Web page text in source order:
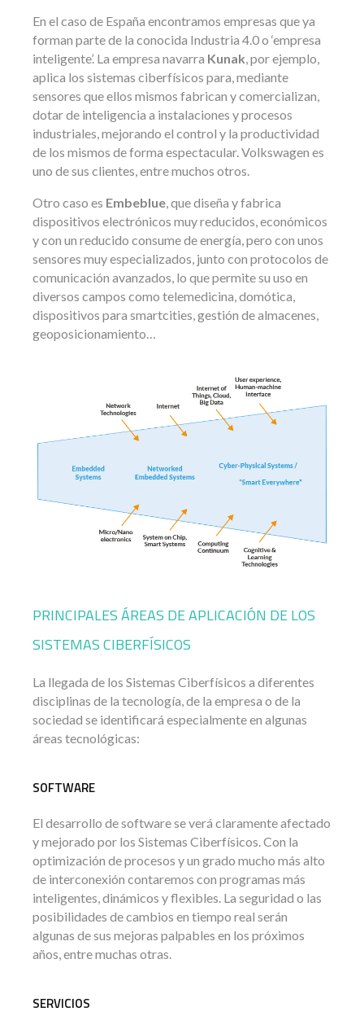
En el caso de España encontramos empresas que ya
forman parte de la conocida Industria 4.0 o ‘empresa
inteligente’. La empresa navarra Kunak, por ejemplo,
aplica los sistemas ciberfísicos para, mediante
sensores que ellos mismos fabrican y comercializan,
dotar de inteligencia a instalaciones y procesos
industriales, mejorando el control y la productividad
de los mismos de forma espectacular. Volkswagen es
uno de sus clientes, entre muchos otros.
Otro caso es Embeblue, que diseña y fabrica
dispositivos electrónicos muy reducidos, económicos
y con un reducido consume de energía, pero con unos
sensores muy especializados, junto con protocolos de
comunicación avanzados, lo que permite su uso en
diversos campos como telemedicina, domótica,
dispositivos para smartcities, gestión de almacenes,
geoposicionamiento…
PRINCIPALES ÁREAS DE APLICACIÓN DE LOS
SISTEMAS CIBERFÍSICOS
La llegada de los Sistemas Ciberfísicos a diferentes
disciplinas de la tecnología, de la empresa o de la
sociedad se identificará especialmente en algunas
áreas tecnológicas:
SOFTWARE
El desarrollo de software se verá claramente afectado
y mejorado por los Sistemas Ciberfísicos. Con la
optimización de procesos y un grado mucho más alto
de interconexión contaremos con programas más
inteligentes, dinámicos y flexibles. La seguridad o las
posibilidades de cambios en tiempo real serán
algunas de sus mejoras palpables en los próximos
años, entre muchas otras.
SERVICIOS